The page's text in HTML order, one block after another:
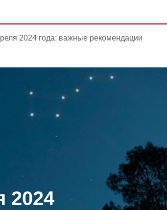
2024 года: важные рекомендации
2024